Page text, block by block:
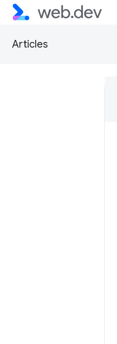
Articles